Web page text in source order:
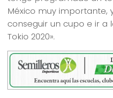
México muy importante,
conseguir un cupo e ir a
Tokio 2020».